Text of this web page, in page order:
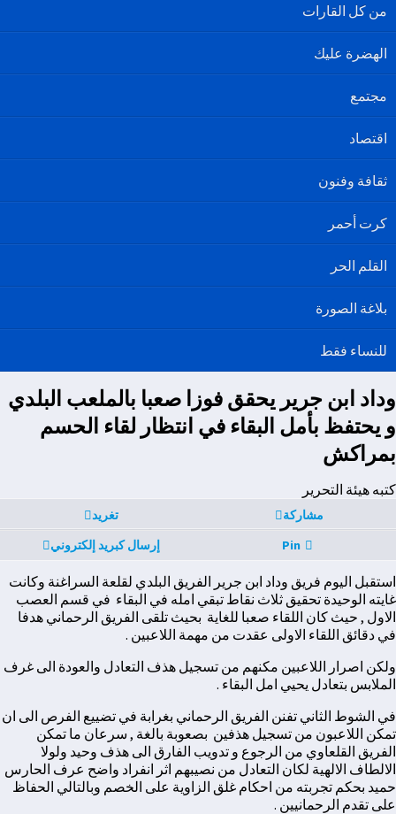
من كل القارات
الهضرة عليك
مجتمع
اقتصاد
ثقافة وفنون
كرت أحمر
القلم الحر
بلاغة الصورة
للنساء فقط
وداد ابن جرير يحقق فوزا صعبا بالملعب البلدي
و يحتفظ بأمل البقاء في انتظار لقاء الحسم
بمراكش
كتبه هيئة التحرير
مشاركة
تغريد
Pin
إرسال كبريد إلكتروني
استقبل اليوم فريق وداد ابن جرير الفريق البلدي لقلعة السراغنة وكانت
غايته الوحيدة تحقيق ثلاث نقاط تبقي امله في البقاء في قسم العصب
الاول , حيث كان اللقاء صعبا للغاية بحيث تلقى الفريق الرحماني هدفا
في دقائق اللقاء الاولى عقدت من مهمة اللاعبين .
ولكن اصرار اللاعبين مكنهم من تسجيل هذف التعادل والعودة الى غرف
الملابس بتعادل يحيي امل البقاء .
في الشوط الثاني تفنن الفريق الرحماني بغرابة في تضييع الفرص الى ان
تمكن اللاعبون من تسجيل هذفين بصعوبة بالغة , سرعان ما تمكن
الفريق القلعاوي من الرجوع و تدويب الفارق الى هذف وحيد ولولا
الالطاف الالهية لكان التعادل من نصيبهم اثر انفراد واضح عرف الحارس
حميد بحكم تجربته من احكام غلق الزاوية على الخصم وبالتالي الحفاظ
على تقدم الرحمانيين .